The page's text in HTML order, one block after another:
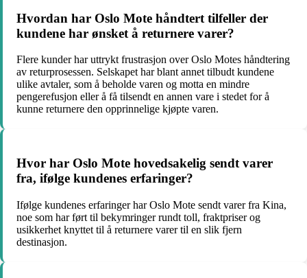
Hvordan har Oslo Mote håndtert tilfeller der
kundene har ønsket å returnere varer?
Flere kunder har uttrykt frustrasjon over Oslo Motes håndtering
av returprosessen. Selskapet har blant annet tilbudt kundene
ulike avtaler, som å beholde varen og motta en mindre
pengerefusjon eller å få tilsendt en annen vare i stedet for å
kunne returnere den opprinnelige kjøpte varen.
Hvor har Oslo Mote hovedsakelig sendt varer
fra, ifølge kundenes erfaringer?
Ifølge kundenes erfaringer har Oslo Mote sendt varer fra Kina,
noe som har ført til bekymringer rundt toll, fraktpriser og
usikkerhet knyttet til å returnere varer til en slik fjern
destinasjon.